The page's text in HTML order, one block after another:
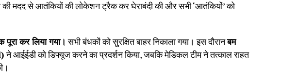
की मदद से आतंकियों की लोकेशन ट्रैक कर घेराबंदी की और सभी ‘आतंकियों’ को
पूरा कर लिया गया। सभी बंधकों को सुरक्षित बाहर निकाला गया। इस दौरानबम
ने आईईडी को डिफ्यूज करने का प्रदर्शन किया, जबकि मेडिकल टीम ने तत्काल राहत